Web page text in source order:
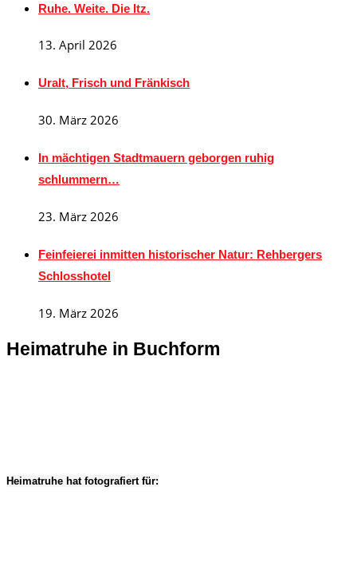
Ruhe. Weite. Die Itz.
13. April 2026
Uralt, Frisch und Fränkisch
30. März 2026
In mächtigen Stadtmauern geborgen ruhig
schlummern…
23. März 2026
Feinfeierei inmitten historischer Natur: Rehbergers
Schlosshotel
19. März 2026
Heimatruhe in Buchform
Heimatruhe hat fotografiert für: